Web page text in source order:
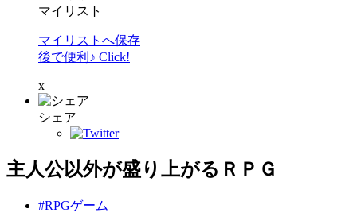
マイリスト
マイリストへ保存
後で便利♪ Click!
x
シェア
主人公以外が盛り上がるＲＰＧ
#RPGゲーム